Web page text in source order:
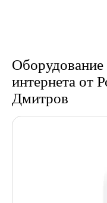
Оборудование
интернета от
Дмитров